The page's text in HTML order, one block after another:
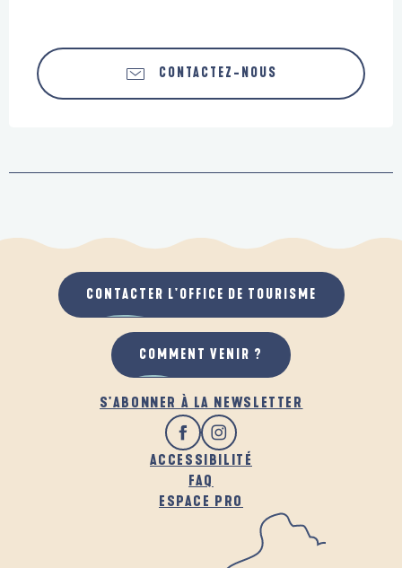
CONTACTEZ-NOUS
S'ABONNER À LA NEWSLETTER
ACCESSIBILITÉ
FAQ
ESPACE PRO
CONTACTER L'OFFICE DE TOURISME
COMMENT VENIR ?